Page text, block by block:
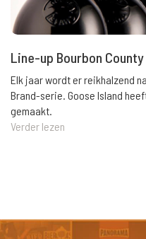
Line-up Bourbon
Elk jaar wordt er reikhalzend
Brand-serie. Goose Island
gemaakt.
Verder lezen